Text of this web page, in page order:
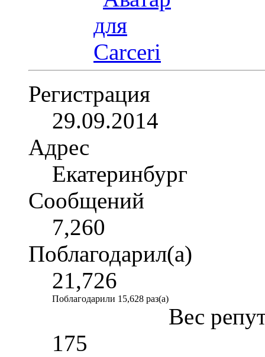
Регистрация
29.09.2014
Адрес
Екатеринбург
Сообщений
7,260
Поблагодарил(а)
21,726
Поблагодарили 15,628 раз(а)
Вес
175